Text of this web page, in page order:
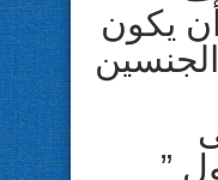
أن يكون
”